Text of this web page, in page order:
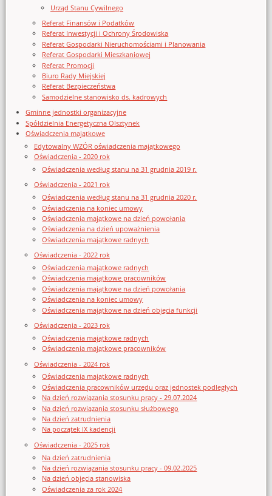
Urząd Stanu Cywilnego
Referat Finansów i Podatków
Referat Inwestycji i Ochrony Środowiska
Referat Gospodarki Nieruchomościami i Planowania
Referat Gospodarki Mieszkaniowej
Referat Promocji
Biuro Rady Miejskiej
Referat Bezpieczeństwa
Samodzielne stanowisko ds. kadrowych
Gminne jednostki organizacyjne
Spółdzielnia Energetyczna Olsztynek
Oświadczenia majątkowe
Edytowalny WZÓR oświadczenia majątkowego
Oświadczenia - 2020 rok
Oświadczenia według stanu na 31 grudnia 2019 r.
Oświadczenia - 2021 rok
Oświadczenia według stanu na 31 grudnia 2020 r.
Oświadczenia na koniec umowy
Oświadczenia majątkowe na dzień powołania
Oświadczenia na dzień upoważnienia
Oświadczenia majątkowe radnych
Oświadczenia - 2022 rok
Oświadczenia majątkowe radnych
Oświadczenia majątkowe pracowników
Oświadczenia majątkowe na dzień powołania
Oświadczenia na koniec umowy
Oświadczenia majątkowe na dzień objęcia funkcji
Oświadczenia - 2023 rok
Oświadczenia majątkowe radnych
Oświadczenia majątkowe pracowników
Oświadczenia - 2024 rok
Oświadczenia majątkowe radnych
Oświadczenia pracowników urzędu oraz jednostek podległych
Na dzień rozwiązania stosunku pracy - 29.07.2024
Na dzień rozwiązania stosunku służbowego
Na dzień zatrudnienia
Na początek IX kadencji
Oświadczenia - 2025 rok
Na dzień zatrudnienia
Na dzień rozwiązania stosunku pracy - 09.02.2025
Na dzień objęcia stanowiska
Oświadczenia za rok 2024